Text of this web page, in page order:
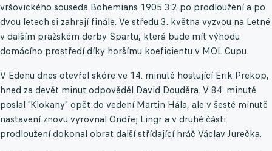
vršovického souseda Bohemians 1905 3:2 po prodloužení a po
dvou letech si zahrají finále. Ve středu 3. května vyzvou na Letné
v dalším pražském derby Spartu, která bude mít výhodu
domácího prostředí díky horšímu koeficientu v MOL Cupu.
V Edenu dnes otevřel skóre ve 14. minutě hostující Erik Prekop,
hned za devět minut odpověděl David Douděra. V 84. minutě
poslal "Klokany" opět do vedení Martin Hála, ale v šesté minutě
nastavení znovu vyrovnal Ondřej Lingr a v druhé části
prodloužení dokonal obrat další střídající hráč Václav Jurečka.